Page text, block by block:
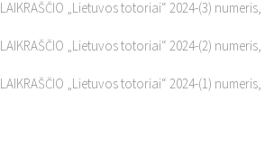
LAIKRAŠČIO „Lietuvos totoriai“ 2024-(3) numeris,
LAIKRAŠČIO „Lietuvos totoriai“ 2024-(2) numeris,
LAIKRAŠČIO „Lietuvos totoriai“ 2024-(1) numeris,